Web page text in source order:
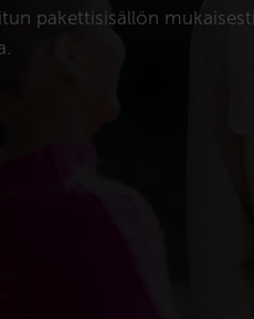
pakettisisällön mukaisesti.